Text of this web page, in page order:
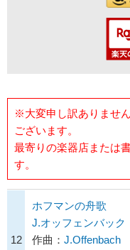
※大変申し訳ありませ
ございます。
最寄りの楽器店または
す。
12
ホフマンの舟歌
J.オッフェンバック
作曲： J.Offenbach